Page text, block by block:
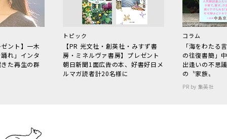
ント】一木
れ」インタ
た再生の群
トピック
【PR 光文社・創英社・みすず書
房・ミネルヴァ書房】プレゼント
朝日新聞1面広告の本、好書好日メ
ルマガ読者計20名様に
コラム
「海をわた
の往復書簡」
出逢いの不思
の〝家族〟
PR by 集英社